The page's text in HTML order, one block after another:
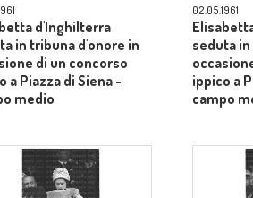
d'Inghilterra
in tribuna d'onore in
di un concorso
a Piazza di Siena -
medio
02.05.1961
seduta
ippico a
campo